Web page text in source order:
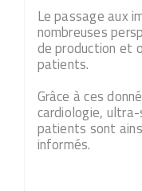
Le passage aux
nombreuses
de production et
patients.
Grâce à ces
cardiologie,
patients sont
informés.